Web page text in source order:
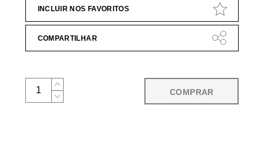
INCLUIR NOS FAVORITOS
COMPARTILHAR
COMPRAR